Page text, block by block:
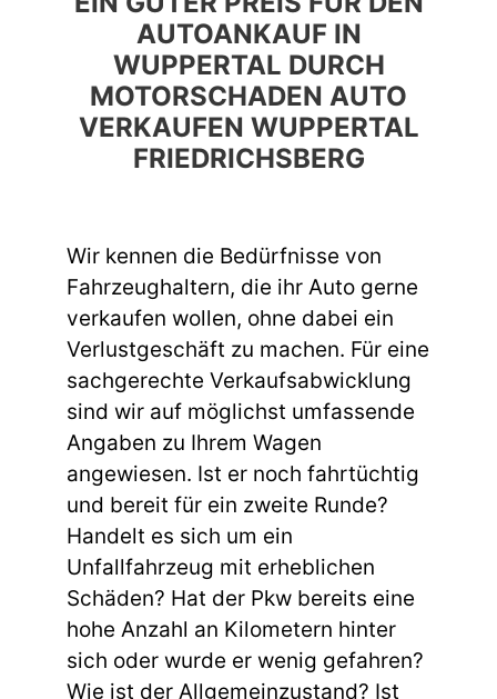
AUTOANKAUF IN
WUPPERTAL DURCH
MOTORSCHADEN AUTO
VERKAUFEN WUPPERTAL
FRIEDRICHSBERG
Wir kennen die Bedürfnisse von
Fahrzeughaltern, die ihr Auto gerne
verkaufen wollen, ohne dabei ein
Verlustgeschäft zu machen. Für eine
sachgerechte Verkaufsabwicklung
sind wir auf möglichst umfassende
Angaben zu Ihrem Wagen
angewiesen. Ist er noch fahrtüchtig
und bereit für ein zweite Runde?
Handelt es sich um ein
Unfallfahrzeug mit erheblichen
Schäden? Hat der Pkw bereits eine
hohe Anzahl an Kilometern hinter
sich oder wurde er wenig gefahren?
Wie ist der Allgemeinzustand? Ist